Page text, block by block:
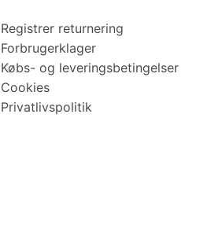
Registrer returnering
Forbrugerklager
Købs- og leveringsbetingelser
Cookies
Privatlivspolitik